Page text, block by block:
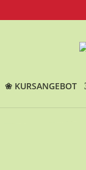
❀ KURSANGEBOT